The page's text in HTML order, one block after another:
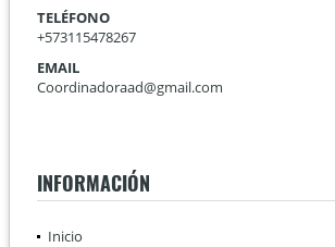
TELÉFONO
+573115478267
EMAIL
Coordinadoraad@gmail.com
INFORMACIÓN
Inicio